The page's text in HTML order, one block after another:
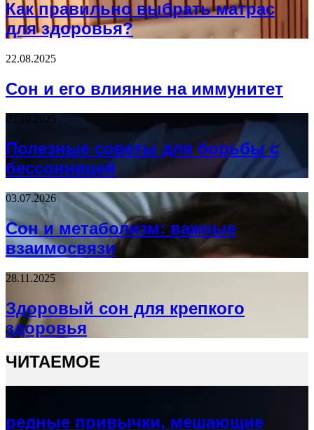
Как правильно выбрать матрас
для здоровья?
22.08.2025
Сон и его влияние на иммунитет
05.10.2025
Полезные советы для борьбы с
бессонницей
03.07.2026
Сон и метаболизм: важные
взаимосвязи
28.11.2025
Здоровый сон для крепкого
здоровья
ЧИТАЕМОЕ
редные привычки, мешающие